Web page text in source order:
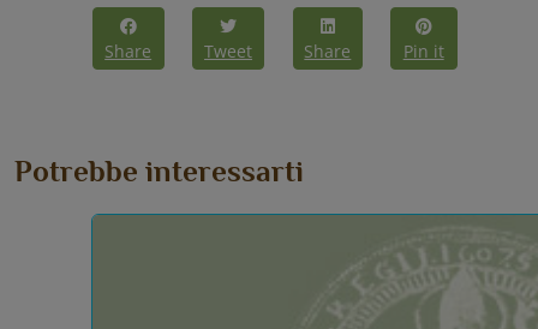
Share Tweet Share Pin it
Potrebbe interessarti